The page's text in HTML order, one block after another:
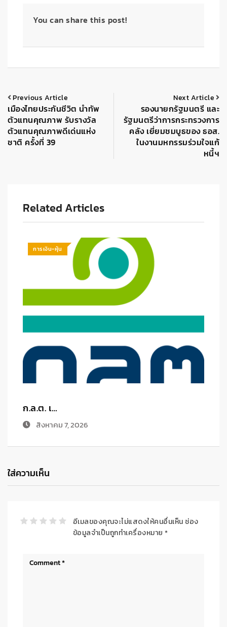
You can share this post!
Previous Article
เมืองไทยประกันชีวิต นำทัพ
ตัวแทนคุณภาพ รับรางวัล
ตัวแทนคุณภาพดีเด่นแห่ง
ชาติ ครั้งที่ 39
Next Article
รองนายกรัฐมนตรี และ
รัฐมนตรีว่าการกระทรวงการ
คลัง เยี่ยมชมบูธของ ธอส.
ในงานมหกรรมร่วมใจแก้
หนี้ฯ
Related Articles
การเงิน-หุ้น
สรุปภาพร…
สิงหาคม 6, 2026
ใส่ความเห็น
อีเมลของคุณจะไม่แสดงให้คนอื่นเห็น ช่อง
ข้อมูลจำเป็นถูกทำเครื่องหมาย *